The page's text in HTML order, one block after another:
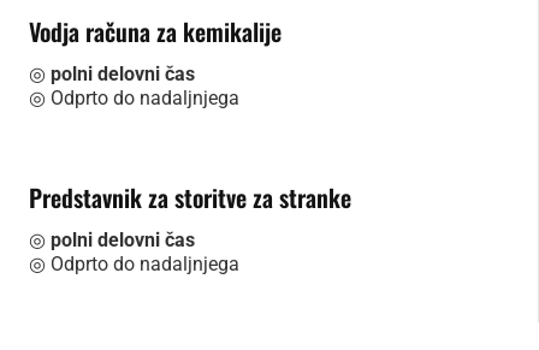
Vodja računa za kemikalije
◎ polni delovni čas
◎ Odprto do nadaljnjega
Predstavnik za storitve za stranke
◎ polni delovni čas
◎ Odprto do nadaljnjega